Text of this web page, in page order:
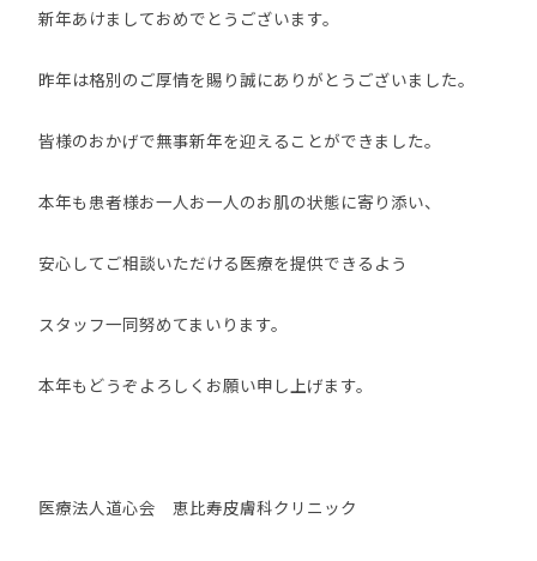
新年あけましておめでとうございます。
昨年は格別のご厚情を賜り誠にありがとうございました。
皆様のおかげで無事新年を迎えることができました。
本年も患者様お一人お一人のお肌の状態に寄り添い、
安心してご相談いただける医療を提供できるよう
スタッフ一同努めてまいります。
本年もどうぞよろしくお願い申し上げます。
医療法人道心会 恵比寿皮膚科クリニック